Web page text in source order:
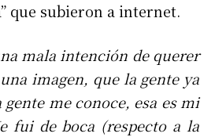
que subieron a internet.
mala intención de querer
imagen, que la gente ya
gente me conoce, esa es mi
fui de boca (respecto a la